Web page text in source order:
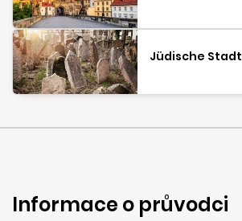
Jüdische Stadt
Informace o průvodci